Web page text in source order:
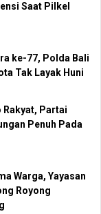
Saat Pilkel
ke-77, Polda Bali
Tak Layak Huni
Partai
Penuh Pada
Warga, Yayasan
Royong